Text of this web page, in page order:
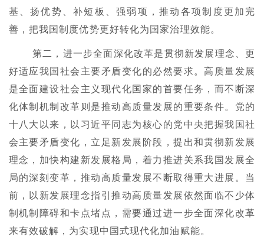
基、扬优势、补短板、强弱项，推动各项制度更加完
善，把我国制度优势更好转化为国家治理效能。
第二，进一步全面深化改革是贯彻新发展理念、更
好适应我国社会主要矛盾变化的必然要求。高质量发展
是全面建设社会主义现代化国家的首要任务，而不断深
化体制机制改革则是推动高质量发展的重要条件。党的
十八大以来，以习近平同志为核心的党中央把握我国社
会主要矛盾变化，立足新发展阶段，提出和贯彻新发展
理念，加快构建新发展格局，着力推进关系我国发展全
局的深刻变革，推动高质量发展不断取得重大进展。当
前，以新发展理念指引推动高质量发展依然面临不少体
制机制障碍和卡点堵点，需要通过进一步全面深化改革
来有效破解，为实现中国式现代化加油赋能。